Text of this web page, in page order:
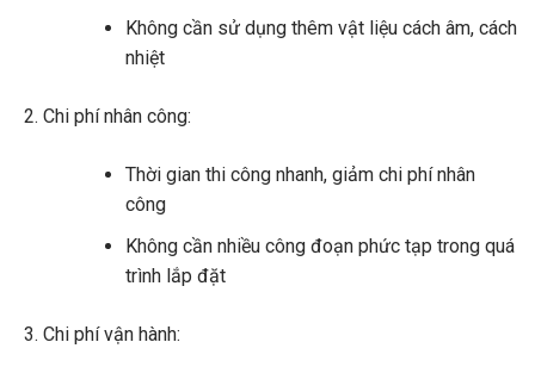
Không cần sử dụng thêm vật liệu cách âm, cách
nhiệt
Chi phí nhân công:
Thời gian thi công nhanh, giảm chi phí nhân
công
Không cần nhiều công đoạn phức tạp trong quá
trình lắp đặt
Chi phí vận hành: